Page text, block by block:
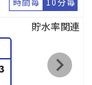
貯水率関連
chevron_right